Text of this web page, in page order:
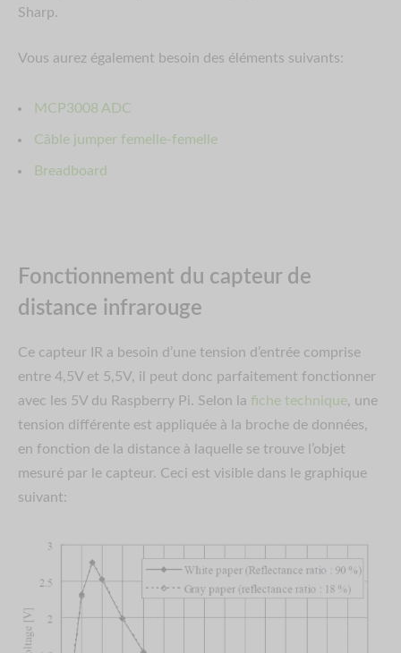
Sharp.
Vous aurez également besoin des éléments suivants:
MCP3008 ADC
Câble jumper femelle-femelle
Breadboard
Fonctionnement du capteur de
distance infrarouge
Ce capteur IR a besoin d’une tension d’entrée comprise
entre 4,5V et 5,5V, il peut donc parfaitement fonctionner
avec les 5V du Raspberry Pi. Selon la fiche technique, une
tension différente est appliquée à la broche de données,
en fonction de la distance à laquelle se trouve l’objet
mesuré par le capteur. Ceci est visible dans le graphique
suivant: